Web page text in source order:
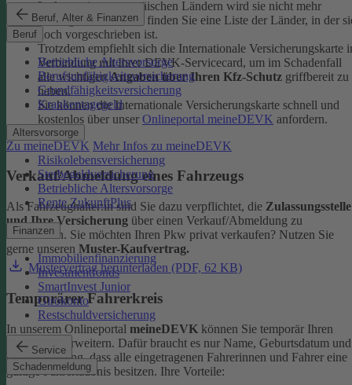
Beruf, Alter & Finanzen
Beruf
Betriebliche Altersvorsorge
Berufsunfähigkeitsversicherung
Grundfähigkeitsversicherung
Krankentagegeld
Altersvorsorge
Risikolebensversicherung
Sterbegeldversicherung
Betriebliche Altersvorsorge
Rente ZukunftPlus
Finanzen
Immobilienfinanzierung
Investmentfonds
SmartInvest Junior
Girokonto
Restschuldversicherung
Service
Schadenmeldung
In den meisten europäischen Ländern wird sie nicht mehr
verlangt. In denFAQ
finden Sie eine Liste der Länder, in der
noch vorgeschrieben ist.
Trotzdem empfiehlt sich die Internationale Versicherungskarte
Verbindung mit Ihrer DEVK-Servicecard, um im Schadenfall
alle wichtigenAngaben über Ihren Kfz-Schutz griffbereit zu
haben.
Sie können die Internationale Versicherungskarte schnell und
kostenlos über unser Onlineportal meineDEVK anfordern.
Zu meineDEVK Mehr Infos zu meineDEVK
Verkauf/Abmeldung eines Fahrzeugs
Als Fahrzeughalter:in sind Sie dazu verpflichtet, die Zulassungsstelle
und Ihre Versicherung über einen Verkauf/Abmeldung zu
informieren. Sie möchten Ihren Pkw privat verkaufen? Nutzen Sie
gerne unseren Muster-Kaufvertrag.
Mustervertrag herunterladen (PDF, 62 KB)
Temporärer Fahrerkreis
In unserem Onlineportal meineDEVK können Sie temporär Ihren
Fahrerkreis erweitern. Dafür braucht es nur Name, Geburtsdatum und
die Bestätigung, dass alle eingetragenen Fahrerinnen und Fahrer eine
gültige Fahrerlaubnis besitzen. Ihre Vorteile: